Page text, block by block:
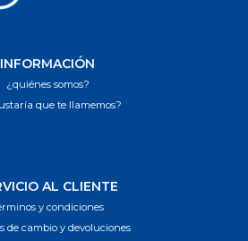
INFORMACIÓN
¿quiénes somos?
que te llamemos?
AL CLIENTE
y condiciones
de cambio y devoluciones